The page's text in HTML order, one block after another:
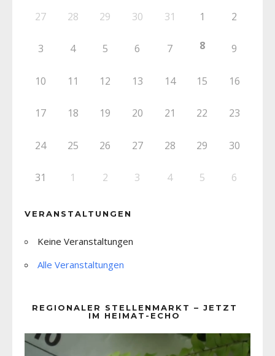
27 28 29 30 31 1 2
3 4 5 6 7 8 9
10 11 12 13 14 15 16
17 18 19 20 21 22 23
24 25 26 27 28 29 30
31 1 2 3 4 5 6
VERANSTALTUNGEN
Keine Veranstaltungen
Alle Veranstaltungen
REGIONALER STELLENMARKT – JETZT
IM HEIMAT-ECHO